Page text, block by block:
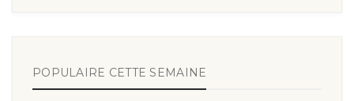
POPULAIRE CETTE SEMAINE